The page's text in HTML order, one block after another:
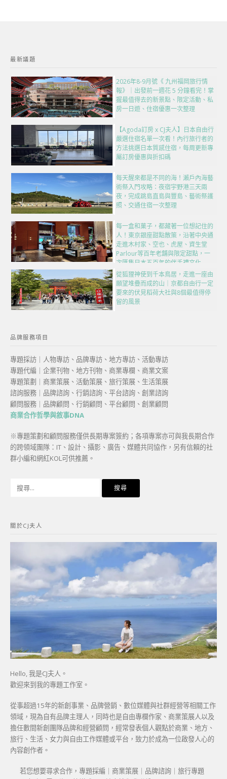
最新議題
2026年8-9月號《 九州福岡旅行情
報》｜出發前一週花 5 分鐘看完！掌
握最值得去的新景點、限定活動、私
房一日遊、住宿優惠一次整理
【Agoda訂房 x CJ夫人】日本自由行
嚴選住宿名單一次看！內行旅行者的
方法挑選日本質感住宿，每周更新專
屬訂房優惠與折扣碼
每天醒來都是不同的海！瀨戶內海藝
術祭入門攻略：夜宿宇野港三天兩
夜，完成跳島直島與豐島、藝術祭護
照、交通住宿一次整理
每一盒和菓子，都藏著一位想記住的
人！東京銀座甜點散策，沿著中央通
走進木村家、空也、虎屋、資生堂
Parlour等百年老舖與限定甜點，一
次匯集日本五百年的伴手禮文化
從狐狸神使到千本鳥居，走進一座由
願望堆疊而成的山｜京都自由行一定
要來的伏見稻荷大社與8個最值得停
留的風景
品牌服務項目
專題採訪｜人物專訪、品牌專訪、地方專訪、活動專訪
專題代編｜企業刊物、地方刊物、商業專欄、商業文案
專題策劃｜商業策展、活動策展、旅行策展、生活策展
諮詢服務｜品牌諮詢、行銷諮詢、平台諮詢、創業諮詢
顧問服務｜品牌顧問、行銷顧問、平台顧問、創業顧問
商業合作哲學與敘事DNA
※專題策劃和顧問服務僅供長期專案簽約；各項專案亦可與我長期合作
的跨領域團隊：IT、設計、攝影、廣告、媒體共同協作，另有信賴的社
群小編和網紅KOL可供推薦。
字:
關於CJ夫人
Hello, 我是CJ夫人。
歡迎來到我的專題工作室。
從事超過15年的新創事業、品牌營銷、數位媒體與社群經營等相關工作
領域，現為自有品牌主理人，同時也是自由專欄作家、商業策展人以及
擔任數間新創團隊品牌和經營顧問，經常發表個人觀點於商業、地方、
旅行、生活、女力與自由工作媒體或平台，致力於成為一位啟發人心的
內容創作者。
若您想要尋求合作，專題採編｜商業策展｜品牌諮詢｜旅行專題